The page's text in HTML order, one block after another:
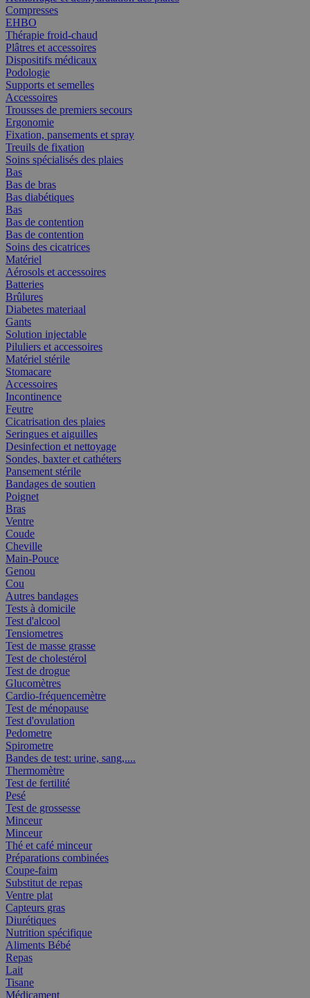
Compresses
EHBO
Thérapie froid-chaud
Plâtres et accessoires
Dispositifs médicaux
Podologie
Supports et semelles
Accessoires
Trousses de premiers secours
Ergonomie
Fixation, pansements et spray
Treuils de fixation
Soins spécialisés des plaies
Bas
Bas de bras
Bas diabétiques
Bas
Bas de contention
Bas de contention
Soins des cicatrices
Matériel
Aérosols et accessoires
Batteries
Brûlures
Diabetes materiaal
Gants
Solution injectable
Piluliers et accessoires
Matériel stérile
Stomacare
Accessoires
Incontinence
Feutre
Cicatrisation des plaies
Seringues et aiguilles
Desinfection et nettoyage
Sondes, baxter et cathéters
Pansement stérile
Bandages de soutien
Poignet
Bras
Ventre
Coude
Cheville
Main-Pouce
Genou
Cou
Autres bandages
Tests à domicile
Test d'alcool
Tensiometres
Test de masse grasse
Test de cholestérol
Test de drogue
Glucomètres
Cardio-fréquencemètre
Test de ménopause
Test d'ovulation
Pedometre
Spirometre
Bandes de test: urine, sang,....
Thermomètre
Test de fertilité
Pesé
Test de grossesse
Minceur
Minceur
Thé et café minceur
Préparations combinées
Coupe-faim
Substitut de repas
Ventre plat
Capteurs gras
Diurétiques
Nutrition spécifique
Aliments Bébé
Repas
Lait
Tisane
Médicament